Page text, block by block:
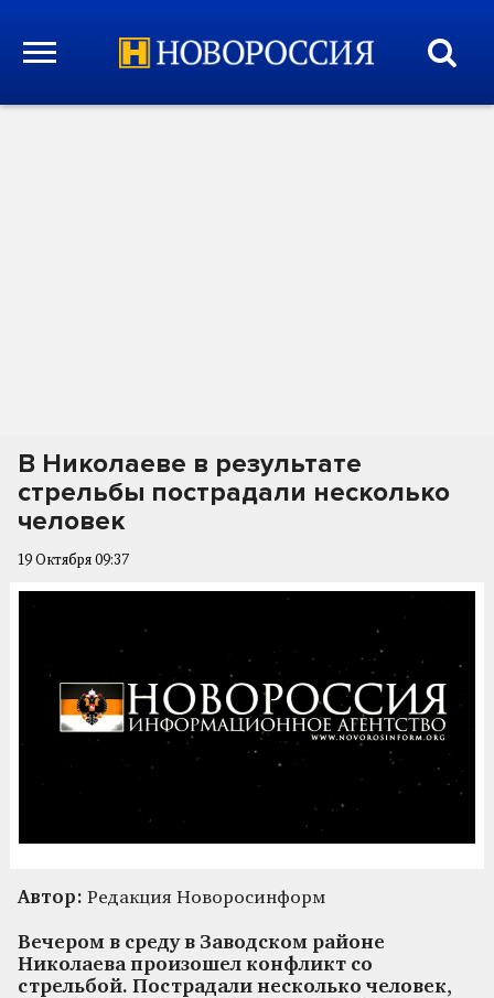
В Николаеве в результате
стрельбы пострадали несколько
человек
19 Октября 09:37
Автор: Редакция Новоросинформ
Вечером в среду в Заводском районе
Николаева произошел конфликт со
стрельбой. Пострадали несколько человек,